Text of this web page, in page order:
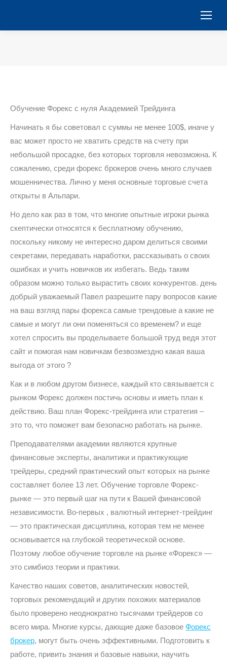
Обучение Форекс с нуля Академией Трейдинга
Начинать я бы советовал с суммы не менее 100$, иначе у
вас может просто не хватить средств на счету при
небольшой просадке, без которых торговля невозможна. К
сожалению, среди форекс брокеров очень много случаев
мошенничества. Лично у меня основные торговые счета
открыты в Альпари.
Но дело как раз в том, что многие опытные игроки рынка
скептически относятся к бесплатному обучению,
поскольку никому не интересно даром делиться своими
секретами, передавать наработки, рассказывать о своих
ошибках и учить новичков их избегать. Ведь таким
образом можно только вырастить своих конкурентов. день
добрый уважаемый Павел разрешите пару вопросов какие
на ваш взгляд пары форекса самые трендовые а какие не
самые и могут ли они поменяться со временем? и еще
хотел спросить вы проделываете большой труд ведя этот
сайт и помогая нам новичкам безвозмездно какая ваша
выгода от этого ?
Как и в любом другом бизнесе, каждый кто связывается с
рынком Форекс должен постичь основы и иметь план к
действию. Ваш план Форекс-трейдинга или стратегия –
это то, что поможет вам безопасно работать на рынке.
Преподавателями академии являются крупные
финансовые эксперты, аналитики и практикующие
трейдеры, средний практический опыт которых на рынке
составляет более 13 лет. Обучение торговле Форекс-
рынке — это первый шаг на пути к Вашей финансовой
независимости. Во-первых , валютный интернет-трейдинг
— это практическая дисциплина, которая тем не менее
основывается на глубокой теоретической основе.
Поэтому любое обучение торговле на рынке «Форекс» —
это симбиоз теории и практики.
Качество наших советов, аналитических новостей,
торговых рекомендаций и других похожих материалов
было проверено неоднократно тысячами трейдеров со
всего мира. Многие курсы, дающие даже базовое Форекс
брокер, могут быть очень эффективными. Подготовить к
работе, привить знания и базовые навыки, научить